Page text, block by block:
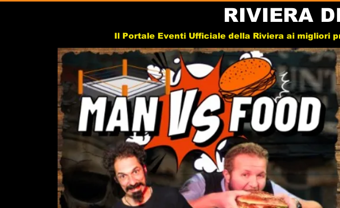
RIVIERA
Il Portale Eventi Ufficiale della Riviera ai migliori